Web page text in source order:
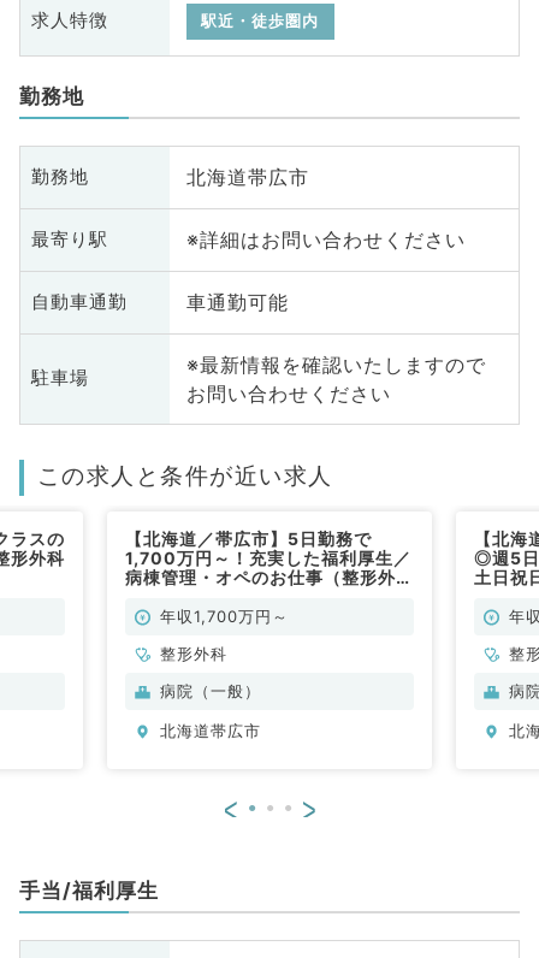
求人特徴 駅近・徒歩圏内
勤務地
勤務地 北海道帯広市
最寄り駅 ※詳細はお問い合わせください
自動車通勤 車通勤可能
駐車場
※最新情報を確認いたしますので
お問い合わせください
この求人と条件が近い求人
ラスの
形外科
【北海道／帯広市】5日勤務で
1,700万円～！充実した福利厚生／
病棟管理・オペのお仕事（整形外科
年収1,700万円～
整形外科
病院（一般）
北海道帯広市
【北
◎週5日
土日祝
年
整
病
北
< >
手当/福利厚生